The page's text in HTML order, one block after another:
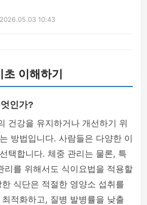
2026.05.03 10:43
이해하기
인가?
건강을 유지하거나 개선하기 위
방법입니다. 사람들은 다양한 이
택합니다. 체중 관리는 물론, 특
리를 위해서도 식이요법을 적용할
식단은 적절한 영양소 섭취를
적화하고, 질병 발병률을 낮출